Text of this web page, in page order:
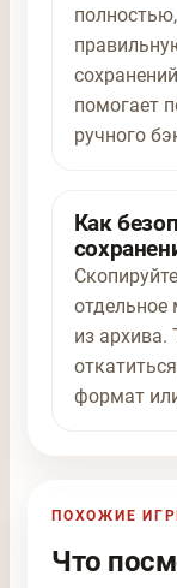
помогает
ручного
Как
отдельное
из
формат
ПОХОЖИЕ
Что